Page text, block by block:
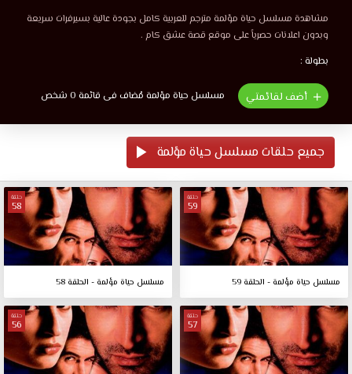
مشاهدة مسلسل حياة مؤلمة مترجم للعربية كامل بجودة عالية بسيرفرات سريعة
وبدون اعلانات حصرياً على موقع قصة عشق كام .
بطولة :
أضف لقائمتي مسلسل حياة مؤلمة مُضاف فى قائمة 0 شخص
جميع حلقات مسلسل حياة مؤلمة
حلقة
59
مسلسل حياة مؤلمة - الحلقة 59
حلقة
58
مسلسل حياة مؤلمة - الحلقة 58
حلقة
57
حلقة
56